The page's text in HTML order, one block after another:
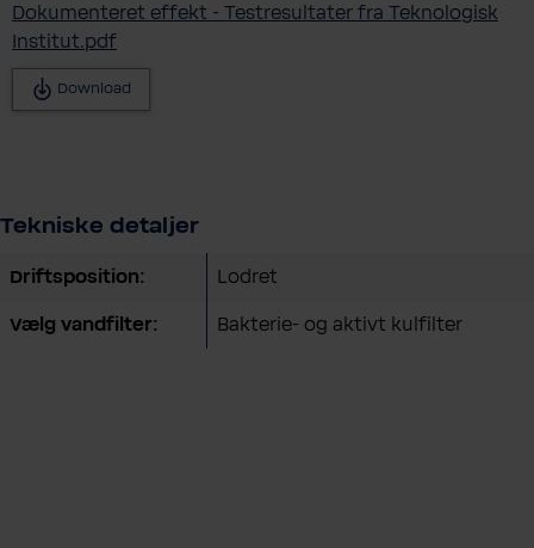
Dokumenteret effekt - Testresultater fra Teknologisk
Institut.pdf
Download
Tekniske detaljer
Driftsposition: Lodret
Vælg vandfilter: Bakterie- og aktivt kulfilter